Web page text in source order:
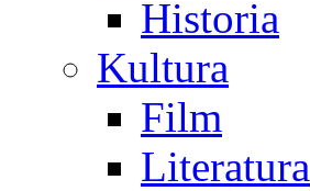
Historia
Kultura
Film
Literatura